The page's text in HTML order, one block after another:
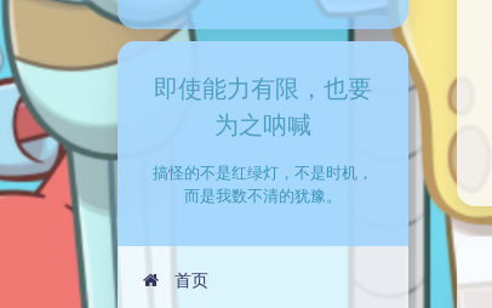
即使能力有限，也要
为之呐喊
搞怪的不是红绿灯，不是时机，
而是我数不清的犹豫。
首页